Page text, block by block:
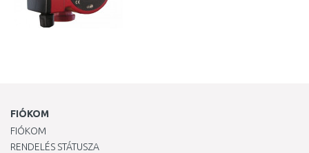
FIÓKOM
FIÓKOM
RENDELÉS STÁTUSZA